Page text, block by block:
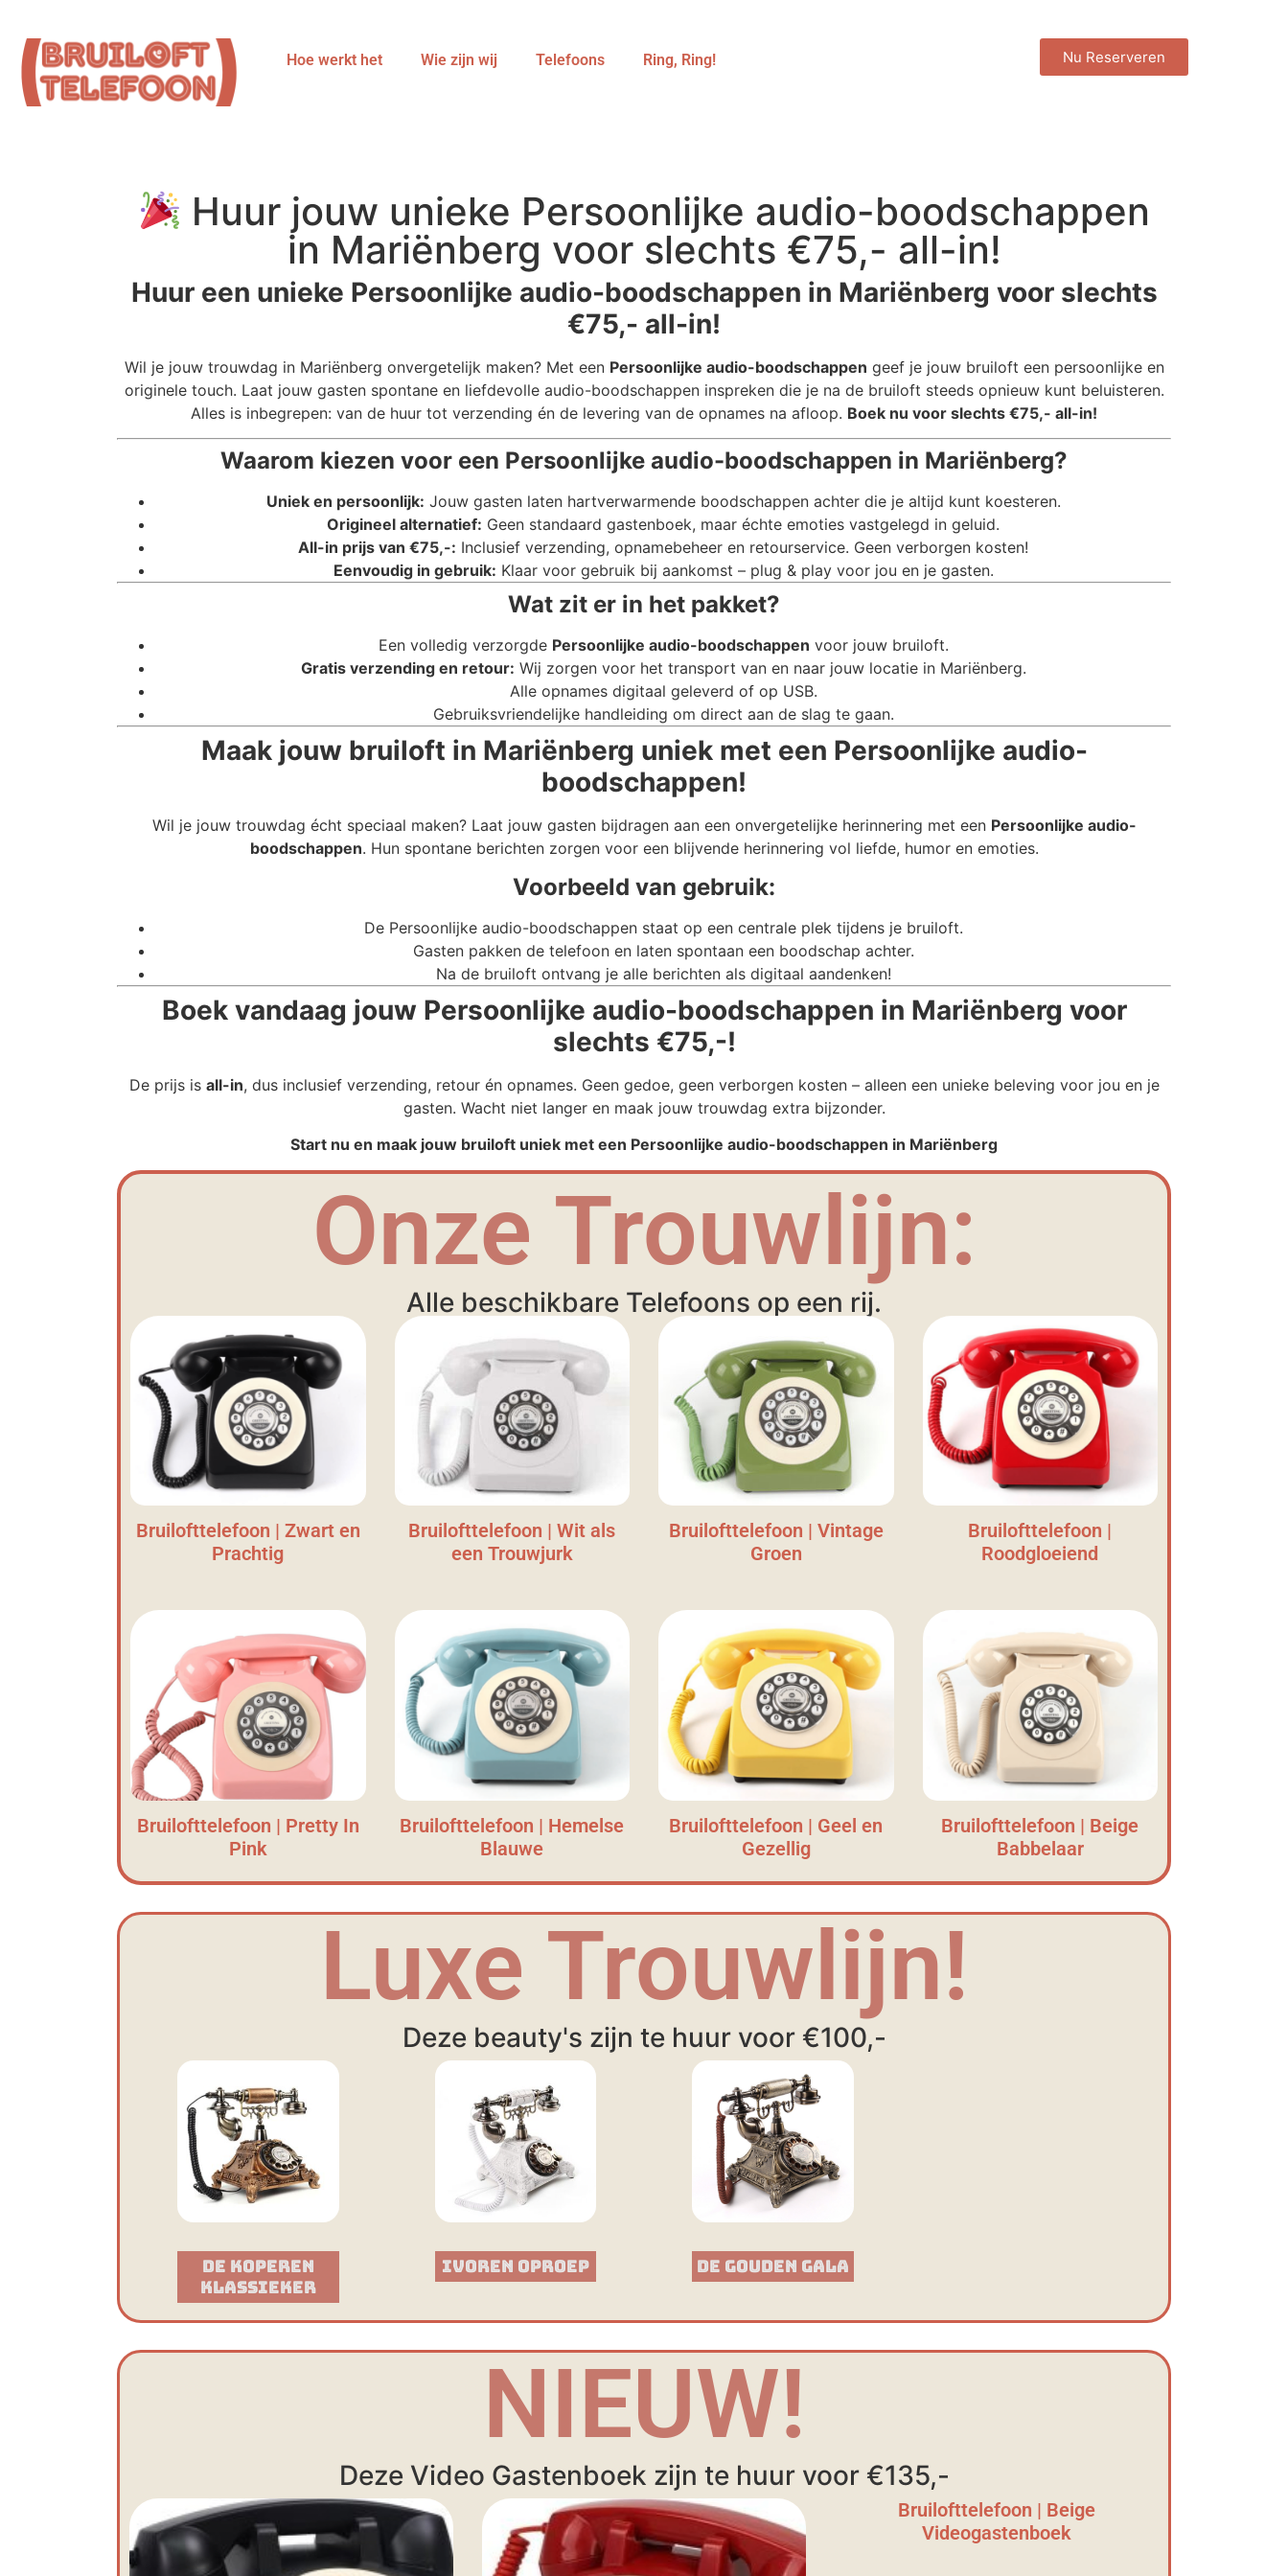
Hoe werkt het Wie zijn wij Telefoons Ring, Ring! Nu Reserveren
Huur jouw unieke Persoonlijke audio-boodschappen
in Mariënberg voor slechts €75,- all-in!
Huur een unieke Persoonlijke audio-boodschappen in Mariënberg voor slechts
€75,- all-in!
Wil je jouw trouwdag in Mariënberg onvergetelijk maken? Met een Persoonlijke audio-boodschappen geef je jouw bruiloft een persoonlijke en
originele touch. Laat jouw gasten spontane en liefdevolle audio-boodschappen inspreken die je na de bruiloft steeds opnieuw kunt beluisteren.
Alles is inbegrepen: van de huur tot verzending én de levering van de opnames na afloop. Boek nu voor slechts €75,- all-in!
Waarom kiezen voor een Persoonlijke audio-boodschappen in Mariënberg?
Uniek en persoonlijk: Jouw gasten laten hartverwarmende boodschappen achter die je altijd kunt koesteren.
Origineel alternatief: Geen standaard gastenboek, maar échte emoties vastgelegd in geluid.
All-in prijs van €75,-: Inclusief verzending, opnamebeheer en retourservice. Geen verborgen kosten!
Eenvoudig in gebruik: Klaar voor gebruik bij aankomst – plug & play voor jou en je gasten.
Wat zit er in het pakket?
Een volledig verzorgde Persoonlijke audio-boodschappen voor jouw bruiloft.
Gratis verzending en retour: Wij zorgen voor het transport van en naar jouw locatie in Mariënberg.
Alle opnames digitaal geleverd of op USB.
Gebruiksvriendelijke handleiding om direct aan de slag te gaan.
Maak jouw bruiloft in Mariënberg uniek met een Persoonlijke audio-
boodschappen!
Wil je jouw trouwdag écht speciaal maken? Laat jouw gasten bijdragen aan een onvergetelijke herinnering met een Persoonlijke audio-
boodschappen. Hun spontane berichten zorgen voor een blijvende herinnering vol liefde, humor en emoties.
Voorbeeld van gebruik:
De Persoonlijke audio-boodschappen staat op een centrale plek tijdens je bruiloft.
Gasten pakken de telefoon en laten spontaan een boodschap achter.
Na de bruiloft ontvang je alle berichten als digitaal aandenken!
Boek vandaag jouw Persoonlijke audio-boodschappen in Mariënberg voor
slechts €75,-!
De prijs is all-in, dus inclusief verzending, retour én opnames. Geen gedoe, geen verborgen kosten – alleen een unieke beleving voor jou en je
gasten. Wacht niet langer en maak jouw trouwdag extra bijzonder.
Start nu en maak jouw bruiloft uniek met een Persoonlijke audio-boodschappen in Mariënberg
Onze Trouwlijn:
Alle beschikbare Telefoons op een rij.
Bruilofttelefoon | Zwart en
Prachtig
Bruilofttelefoon | Wit als
een Trouwjurk
Bruilofttelefoon | Vintage
Groen
Bruilofttelefoon |
Roodgloeiend
Bruilofttelefoon | Pretty In
Pink
Bruilofttelefoon | Hemelse
Blauwe
Bruilofttelefoon | Geel en
Gezellig
Bruilofttelefoon | Beige
Babbelaar
Luxe Trouwlijn!
Deze beauty's zijn te huur voor €100,-
De Koperen
Klassieker​
Ivoren Oproep De Gouden Gala
NIEUW!
Deze Video Gastenboek zijn te huur voor €135,-
Bruilofttelefoon | Beige
Videogastenboek